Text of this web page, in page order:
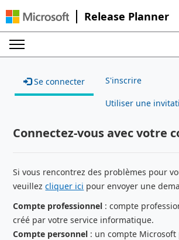
Release Planner
Se connecter S'inscrire
Utiliser une
Connectez-vous avec votre
Si vous rencontrez des problèmes pour
veuillezcliquer ici pour envoyer une
Compte professionnel : compte
créé par votre service informatique.
Compte personnel : un compte